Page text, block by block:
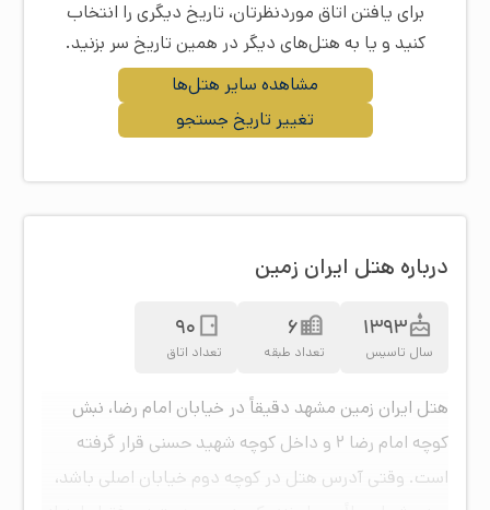
برای یافتن اتاق موردنظرتان، تاریخ دیگری را انتخاب
کنید و یا به هتل‌های دیگر در همین تاریخ سر بزنید.
تغییر تاریخ جستجو
مشاهده سایر هتل‌ها
درباره هتل ایران زمین
1393
سال تاسیس
6
تعداد طبقه
90
تعداد اتاق
هتل ایران زمین مشهد دقیقاً در خیابان امام رضا، نبش
کوچه امام رضا ۲ و داخل کوچه شهید حسنی قرار گرفته
است. وقتی آدرس هتل در کوچه دوم خیابان اصلی باشد،